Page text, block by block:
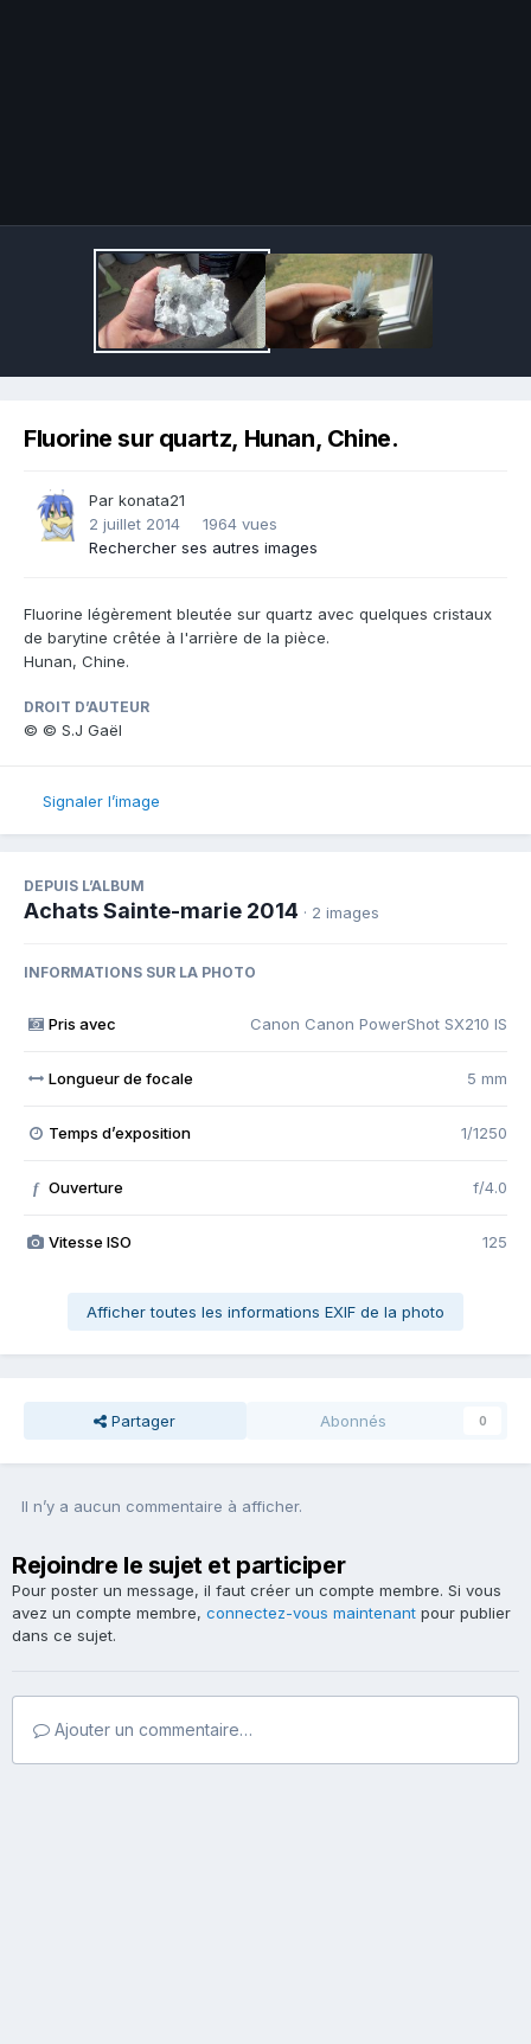
Fluorine sur quartz, Hunan, Chine.
Par konata21
2 juillet 2014
1964 vues
Rechercher ses autres images
Fluorine légèrement bleutée sur quartz avec quelques cristaux
de barytine crêtée à l'arrière de la pièce.
Hunan, Chine.
DROIT D’AUTEUR
© © S.J Gaël
Signaler l’image
DEPUIS L’ALBUM
Achats Sainte-marie 2014 · 2 images
INFORMATIONS SUR LA PHOTO
Pris avec Canon Canon PowerShot SX210 IS
Longueur de focale 5 mm
Temps d’exposition 1/1250
f Ouverture f/4.0
Vitesse ISO 125
Afficher toutes les informations EXIF de la photo
Partager Abonnés 0
Il n’y a aucun commentaire à afficher.
Rejoindre le sujet et participer
Pour poster un message, il faut créer un compte membre. Si vous
avez un compte membre, connectez-vous maintenant pour publier
dans ce sujet.
Ajouter un commentaire…